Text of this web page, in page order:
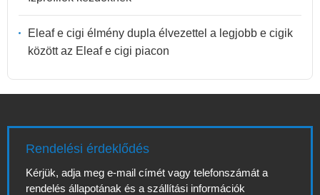
Eleaf e cigi élmény dupla élvezettel a legjobb e cigik
között az Eleaf e cigi piacon
Rendelési érdeklődés
Kérjük, adja meg e-mail címét vagy telefonszámát a
rendelés állapotának és a szállítási információk